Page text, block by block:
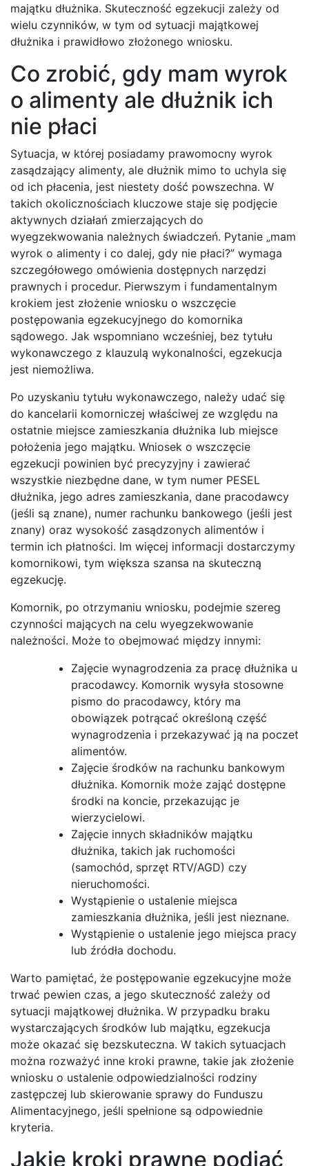
majątku dłużnika. Skuteczność egzekucji zależy od
wielu czynników, w tym od sytuacji majątkowej
dłużnika i prawidłowo złożonego wniosku.
Co zrobić, gdy mam wyrok
o alimenty ale dłużnik ich
nie płaci
Sytuacja, w której posiadamy prawomocny wyrok
zasądzający alimenty, ale dłużnik mimo to uchyla się
od ich płacenia, jest niestety dość powszechna. W
takich okolicznościach kluczowe staje się podjęcie
aktywnych działań zmierzających do
wyegzekwowania należnych świadczeń. Pytanie „mam
wyrok o alimenty i co dalej, gdy nie płaci?” wymaga
szczegółowego omówienia dostępnych narzędzi
prawnych i procedur. Pierwszym i fundamentalnym
krokiem jest złożenie wniosku o wszczęcie
postępowania egzekucyjnego do komornika
sądowego. Jak wspomniano wcześniej, bez tytułu
wykonawczego z klauzulą wykonalności, egzekucja
jest niemożliwa.
Po uzyskaniu tytułu wykonawczego, należy udać się
do kancelarii komorniczej właściwej ze względu na
ostatnie miejsce zamieszkania dłużnika lub miejsce
położenia jego majątku. Wniosek o wszczęcie
egzekucji powinien być precyzyjny i zawierać
wszystkie niezbędne dane, w tym numer PESEL
dłużnika, jego adres zamieszkania, dane pracodawcy
(jeśli są znane), numer rachunku bankowego (jeśli jest
znany) oraz wysokość zasądzonych alimentów i
termin ich płatności. Im więcej informacji dostarczymy
komornikowi, tym większa szansa na skuteczną
egzekucję.
Komornik, po otrzymaniu wniosku, podejmie szereg
czynności mających na celu wyegzekwowanie
należności. Może to obejmować między innymi:
Zajęcie wynagrodzenia za pracę dłużnika u
pracodawcy. Komornik wysyła stosowne
pismo do pracodawcy, który ma
obowiązek potrącać określoną część
wynagrodzenia i przekazywać ją na poczet
alimentów.
Zajęcie środków na rachunku bankowym
dłużnika. Komornik może zająć dostępne
środki na koncie, przekazując je
wierzycielowi.
Zajęcie innych składników majątku
dłużnika, takich jak ruchomości
(samochód, sprzęt RTV/AGD) czy
nieruchomości.
Wystąpienie o ustalenie miejsca
zamieszkania dłużnika, jeśli jest nieznane.
Wystąpienie o ustalenie jego miejsca pracy
lub źródła dochodu.
Warto pamiętać, że postępowanie egzekucyjne może
trwać pewien czas, a jego skuteczność zależy od
sytuacji majątkowej dłużnika. W przypadku braku
wystarczających środków lub majątku, egzekucja
może okazać się bezskuteczna. W takich sytuacjach
można rozważyć inne kroki prawne, takie jak złożenie
wniosku o ustalenie odpowiedzialności rodziny
zastępczej lub skierowanie sprawy do Funduszu
Alimentacyjnego, jeśli spełnione są odpowiednie
kryteria.
Jakie kroki prawne podjąć